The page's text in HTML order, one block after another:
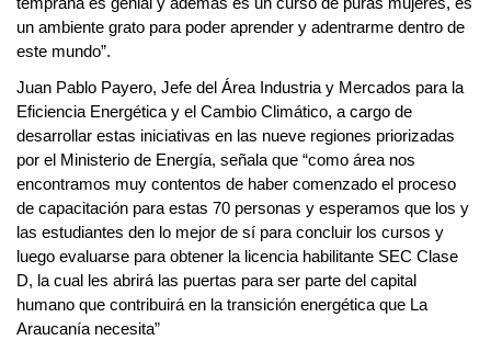
temprana es genial y además es un curso de puras mujeres, es
un ambiente grato para poder aprender y adentrarme dentro de
este mundo”.
Juan Pablo Payero, Jefe del Área Industria y Mercados para la
Eficiencia Energética y el Cambio Climático, a cargo de
desarrollar estas iniciativas en las nueve regiones priorizadas
por el Ministerio de Energía, señala que “como área nos
encontramos muy contentos de haber comenzado el proceso
de capacitación para estas 70 personas y esperamos que los y
las estudiantes den lo mejor de sí para concluir los cursos y
luego evaluarse para obtener la licencia habilitante SEC Clase
D, la cual les abrirá las puertas para ser parte del capital
humano que contribuirá en la transición energética que La
Araucanía necesita”